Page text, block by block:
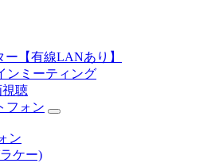
【有線LANあり】
ンミーティング
視聴
フォン
ン
ケー)